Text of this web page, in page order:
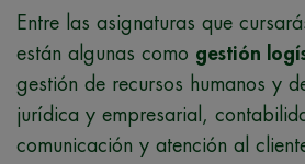
Entre las asignaturas que
están algunas como gestión
gestión de recursos humanos y
jurídica y empresarial,
comunicación y atención al